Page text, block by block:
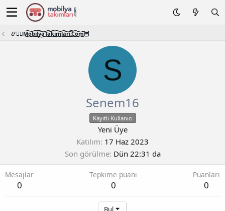
📿🧙‍♂️M͜͡o͜͡b͜͡i͜͡l͜͡y͜͡a͜͡T͜͡a͜͡k͜͡i͜͡m͜͡l͜͡a͜͡r͜͡i͜͡.͜͡C͜͡o͜͡m͜͡🦉
S
Senem16
Kayıtlı Kullanıcı
Yeni Üye
Katılım 17 Haz 2023
Son görülme Dün 22:31 da
Mesajlar
0
Tepkime puanı
0
Puanları
0
Bul